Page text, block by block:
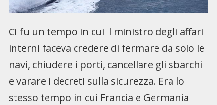
Ci fu un tempo in cui il ministro degli affari
interni faceva credere di fermare da solo le
navi, chiudere i porti, cancellare gli sbarchi
e varare i decreti sulla sicurezza. Era lo
stesso tempo in cui Francia e Germania